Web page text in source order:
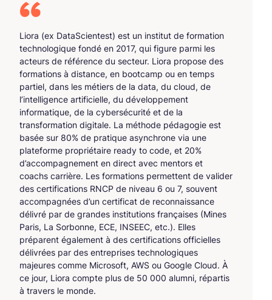
Liora (ex DataScientest) est un institut de formation
technologique fondé en 2017, qui figure parmi les
acteurs de référence du secteur. Liora propose des
formations à distance, en bootcamp ou en temps
partiel, dans les métiers de la data, du cloud, de
l’intelligence artificielle, du développement
informatique, de la cybersécurité et de la
transformation digitale. La méthode pédagogie est
basée sur 80% de pratique asynchrone via une
plateforme propriétaire ready to code, et 20%
d’accompagnement en direct avec mentors et
coachs carrière. Les formations permettent de valider
des certifications RNCP de niveau 6 ou 7, souvent
accompagnées d’un certificat de reconnaissance
délivré par de grandes institutions françaises (Mines
Paris, La Sorbonne, ECE, INSEEC, etc.). Elles
préparent également à des certifications officielles
délivrées par des entreprises technologiques
majeures comme Microsoft, AWS ou Google Cloud. À
ce jour, Liora compte plus de 50 000 alumni, répartis
à travers le monde.